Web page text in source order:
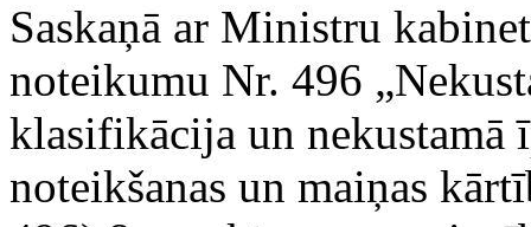
Saskaņā ar Ministru
noteikumu Nr. 496
klasifikācija un nekustamā
noteikšanas un maiņas